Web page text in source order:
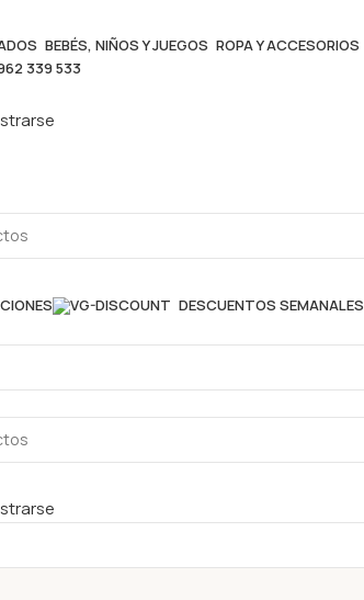
BEBÉS, NIÑOS Y JUEGOS ROPA Y ACCESORIOS
339 533
DESCUENTOS SEMANALES